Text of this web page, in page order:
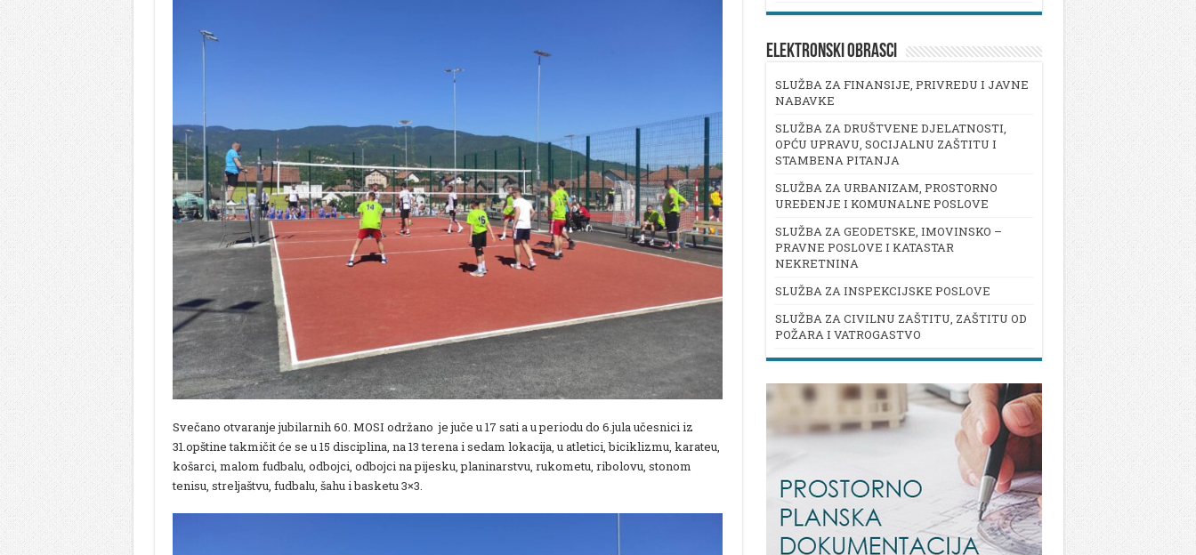
Svečano otvaranje jubilarnih 60. MOSI održano je juče u 17 sati a u periodu do 6.jula učesnici iz
31.opštine takmičit će se u 15 disciplina, na 13 terena i sedam lokacija, u atletici, biciklizmu, karateu,
košarci, malom fudbalu, odbojci, odbojci na pijesku, planinarstvu, rukometu, ribolovu, stonom
tenisu, streljaštvu, fudbalu, šahu i basketu 3×3.
ELEKTRONSKI OBRASCI
SLUŽBA ZA FINANSIJE, PRIVREDU I JAVNE
NABAVKE
SLUŽBA ZA DRUŠTVENE DJELATNOSTI,
OPĆU UPRAVU, SOCIJALNU ZAŠTITU I
STAMBENA PITANJA
SLUŽBA ZA URBANIZAM, PROSTORNO
UREĐENJE I KOMUNALNE POSLOVE
SLUŽBA ZA GEODETSKE, IMOVINSKO –
PRAVNE POSLOVE I KATASTAR
NEKRETNINA
SLUŽBA ZA INSPEKCIJSKE POSLOVE
SLUŽBA ZA CIVILNU ZAŠTITU, ZAŠTITU OD
POŽARA I VATROGASTVO